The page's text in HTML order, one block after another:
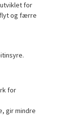
for
og færre
for
gir mindre